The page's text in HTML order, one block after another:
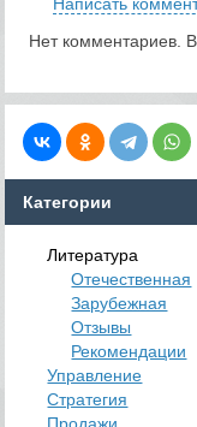
Нет комментариев.
Категории
Литература
Отечественная
Зарубежная
Отзывы
Рекомендации
Управление
Стратегия